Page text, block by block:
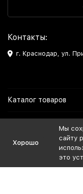
Контакты:
г. Краснодар, ул.
Каталог товаров
Мы в Соцсетях
Хорошо
Мы
сайту
это